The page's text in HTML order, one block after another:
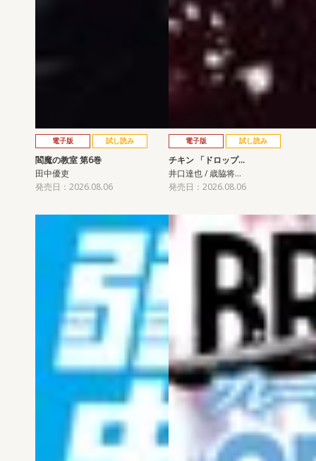
電子版 試し読み
閻魔の教室 第6巻
田中優吏
発売日：2026.08.06
電子版 試し読み
チキン 「ドロップ…
井口達也 / 歳脇将…
発売日：2026.08.06